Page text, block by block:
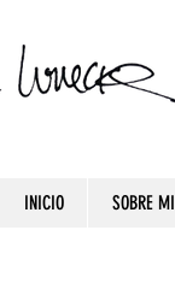
INICIO SOBRE MI